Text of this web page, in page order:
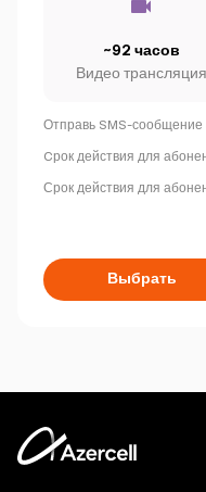
~92 часов
Видео трансляция
Отправь SMS-сообщение
Cрок действия для
Срок действия для
Выбрать